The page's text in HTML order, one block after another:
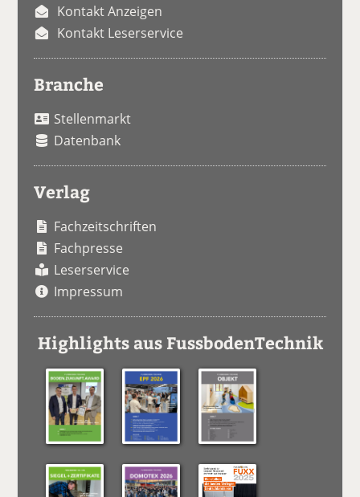
Kontakt Anzeigen
Kontakt Leserservice
Branche
Stellenmarkt
Datenbank
Verlag
Fachzeitschriften
Fachpresse
Leserservice
Impressum
Highlights aus FussbodenTechnik